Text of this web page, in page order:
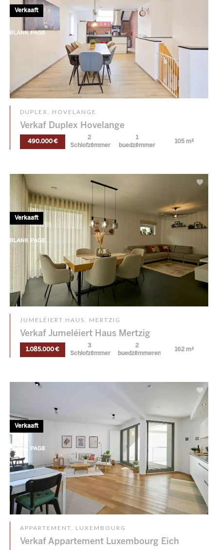
DUPLEX, HOVELANGE
Verkaf Duplex Hovelange
490.000 €
2
Schlofzëmmer
1
buedzëmmer
105 m²
Verkaaft
JUMELÉIERT HAUS, MERTZIG
Verkaf Jumeléiert Haus Mertzig
1.085.000 €
3
Schlofzëmmer
2
buedzëmmeren
162 m²
Verkaaft
APPARTEMENT, LUXEMBOURG
Verkaf Appartement Luxembourg Eich
Verkaaft